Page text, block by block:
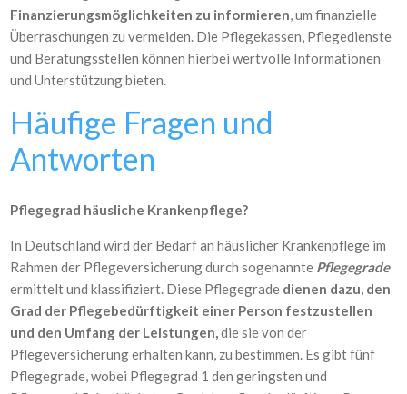
Finanzierungsmöglichkeiten zu informieren , um finanzielle
Überraschungen zu vermeiden. Die Pflegekassen, Pflegedienste
und Beratungsstellen können hierbei wertvolle Informationen
und Unterstützung bieten.
Häufige Fragen und
Antworten
Pflegegrad häusliche Krankenpflege?
In Deutschland wird der Bedarf an häuslicher Krankenpflege im
Rahmen der Pflegeversicherung durch sogenannte Pflegegrade
ermittelt und klassifiziert. Diese Pflegegrade dienen dazu, den
Grad der Pflegebedürftigkeit einer Person festzustellen
und den Umfang der Leistungen, die sie von der
Pflegeversicherung erhalten kann, zu bestimmen. Es gibt fünf
Pflegegrade, wobei Pflegegrad 1 den geringsten und